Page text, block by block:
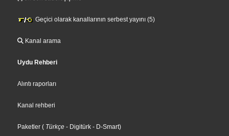
Geçici olarak kanallarının serbest yayını (5)
Kanal arama
Uydu Rehberi
Alıntı raporları
Kanal rehberi
Paketler ( Türkçe - Digitürk - D-Smart)